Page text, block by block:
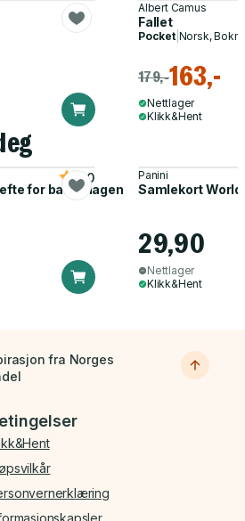
Albert Camus
Fallet
Pocket| Norsk,
179,-163,-
Nettlager
Klikk&Hent
for barnehagen
5.0 Panini
Samlekort
29,90
Nettlager
Klikk&Hent
fra Norges